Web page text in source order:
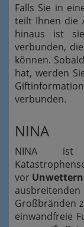
Falls Sie in
teilt Ihnen die
hinaus ist
verbunden,
können.
hat, werden
verbunden.
NINA
NINA ist
vor
Großbränden
einwandfreie